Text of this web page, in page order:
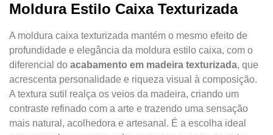
Moldura Estilo Caixa Texturizada
A moldura caixa texturizada mantém o mesmo efeito de
profundidade e elegância da moldura estilo caixa, com o
diferencial do acabamento em madeira texturizada, que
acrescenta personalidade e riqueza visual à composição.
A textura sutil realça os veios da madeira, criando um
contraste refinado com a arte e trazendo uma sensação
mais natural, acolhedora e artesanal. É a escolha ideal